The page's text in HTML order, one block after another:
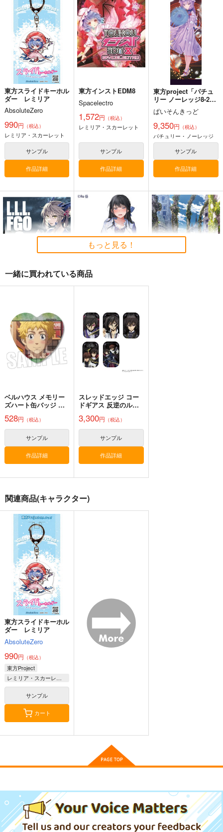
匂へど散りぬるを
幽閉サテライト
2,750円（税込）
東方Project
サンプル
カート
幽閉サテライト
2,200円（税込）
東方Project
サンプル
京 ～ Fossilized Won
上海アリス幻樂団
1,760円（税込）
東方Project
サンプル
カート
寂光寂
滅 ～ The Truth of th
e Cessation of Dukk
ha
Demetori
博麗霊夢
サンプル
東方剛欲異聞～水没し
た沈愁地獄
黄昏フロンティア
2,200円（税込）
東方Project
東方紅魔郷～
the Embodiment of
Scarlet Devil～
上海アリス幻樂団
Clutch Shooter #05
Silver Forest
1,430 円（税込）
東方Project
東方スライドキーホル
ダー レミリア
AbsoluteZero
990円 （税込）
レミリア・スカーレット
サンプル
作品詳細
東方インストEDM8
Spacelectro
1,572円 （税込）
レミリア・スカーレット
サンプル
作品詳細
東方project「パチュ
リー ノーレッジ8-2」
特大タペストリー
ぱいそんきっど
9,350円 （税込）
パチュリー・ノーレッジ
サンプル
作品詳細
Life Like Love
770円（税込）
アルトリア・ペンドラゴ
ン〔ランサーオルタ〕
サンプル
スト展】缶バッジセッ
ト Re岳
クリエイティア
990円（税込）
サンプル
フェルシーちゃんハー
ト型缶バッジ
ぽてとちっぷす。
787円 （税込）
フェルシー・ロロ
サンプル
作品詳細
缶バッジピンク天使ち
【クリエイティアイラ
ト らんぐ
作品詳細
ト YuzuKi
円（税込）
作品詳細 作品詳細
もっと見る！
一緒に買われている商品
ベルハウス メモリー
ズハート缶バッジ 東
528円 （税込）
サンプル
作品詳細
スレッドエッジ コー
ドギアス 反逆のルル
クチャーズ スクエア
缶バッジコレクショ
ン BOX
3,300円 （税込）
サンプル
作品詳細
関連商品(キャラクター)
東方スライドキーホル
ダー レミリア
AbsoluteZero
990円 （税込）
東方Project
レミリア・スカーレット
サンプル
カート